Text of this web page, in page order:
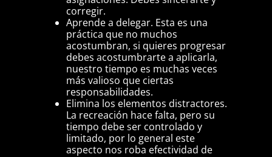
corregir.
Aprende a delegar. Esta es una
práctica que no muchos
acostumbran, si quieres progresar
debes acostumbrarte a aplicarla,
nuestro tiempo es muchas veces
más valioso que ciertas
responsabilidades.
Elimina los elementos distractores.
La recreación hace falta, pero su
tiempo debe ser controlado y
limitado, por lo general este
aspecto nos roba efectividad de